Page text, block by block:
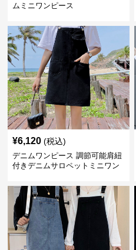
ムミニワンピース
¥6,120 (税込)
デニムワンピース 調節可能肩紐
付きデニムサロペットミニワン